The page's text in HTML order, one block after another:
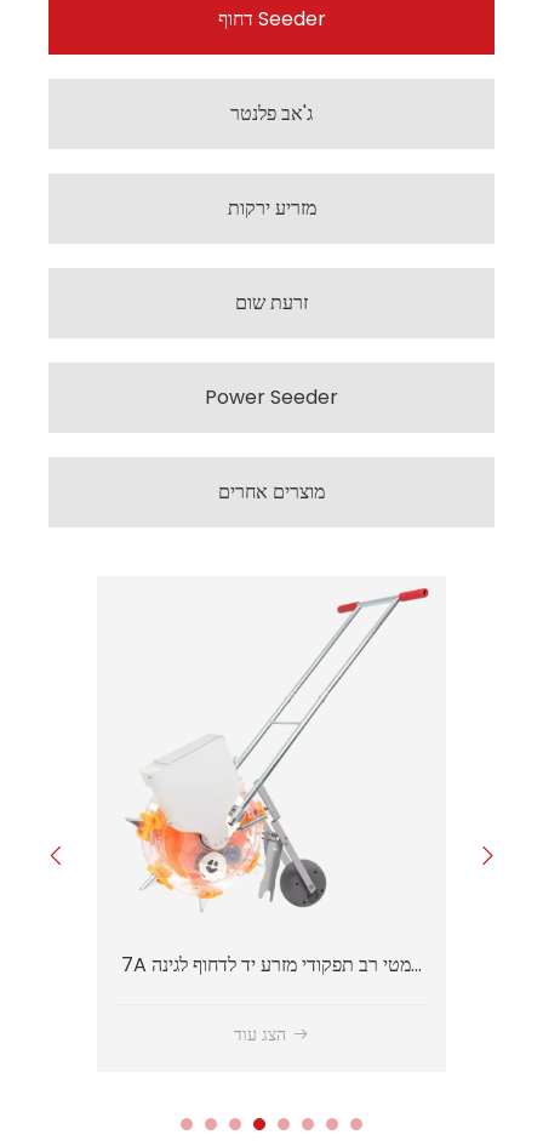
דחוף Seeder
ג'אב פלנטר
מזריע ירקות
זרעת שום
Power Seeder
מוצרים אחרים
7A2 חוות פרודוקטיביות גבוהה מזרע יד עם כלי דשן
הצג עוד